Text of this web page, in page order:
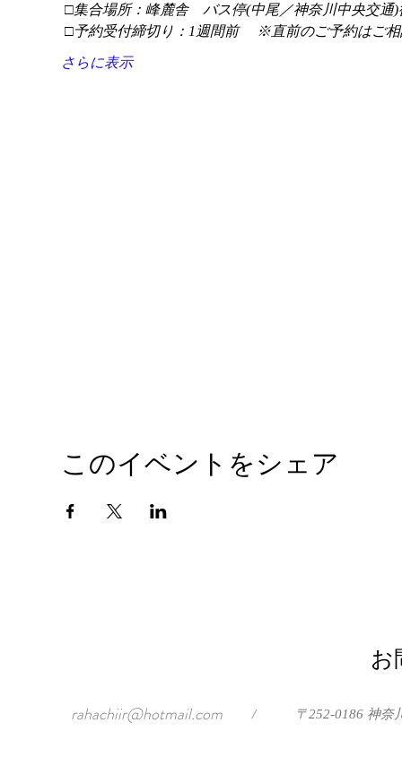
□集合場所：峰麓舎　バス停(中尾／神奈川中央交通)
□予約受付締切り：1週間前 　※直前のご予約はご
さらに表示
このイベントをシェア
お
rahachiir@hotmail.com / 〒252-0186 神奈